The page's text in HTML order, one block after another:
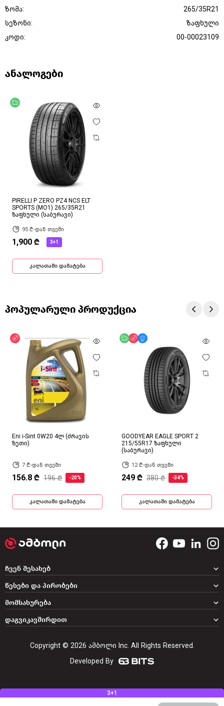
3+1
ზომა:
265/35R21
სეზონი:
ზაფხული
კოდი:
00-00023109
ანალოგები
უფასო მიწოდება
PIRELLI P ZERO PZ4 NCS ELT
SPORTS (MO1) 265/35R21
ზაფხული (საბურავი)
95 ₾-დან თვეში
1,900 ₾ 3+1
კალათაში დამატება
პოპულარული პროდუქცია
ფასდაკლება
Eni i-Sint 0W20 4ლ (ძრავის
ზეთი)
7 ₾-დან თვეში
156.8 ₾ 196 ₾ -20%
კალათაში დამატება
უფასო მიწოდება
ფასდაკლება
GOODYEAR EAGLE SPORT 2
215/55R17 ზაფხული
(საბურავი)
12 ₾-დან თვეში
249 ₾ 380 ₾ -34%
კალათაში დამატება
დაგვიკავშირდით
ჩვენ შესახებ
წესები და პირობები
მომსახურება
Copyright © 2026 ამბოლი Inc. All Rights Reserved.
Developed By